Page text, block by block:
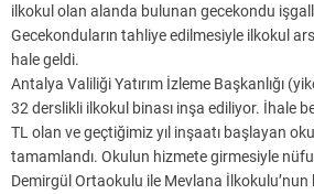
ilkokul olan alanda bulunan gecekondu
Gecekonduların tahliye edilmesiyle ilkokul
hale geldi.
Antalya Valiliği Yatırım İzleme Başkanlığı
32 derslikli ilkokul binası inşa ediliyor. İhale
TL olan ve geçtiğimiz yıl inşaatı başlayan
tamamlandı. Okulun hizmete girmesiyle
Demirgül Ortaokulu ile Mevlana İlkokulu’nun